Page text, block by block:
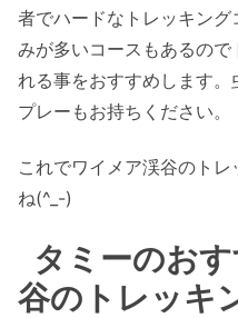
者でハードなトレッキン
みが多いコースもあるの
れる事をおすすめします
プレーもお持ちください。
これでワイメア渓谷のト
ね(^_-)
タミーのお
谷のトレッキ